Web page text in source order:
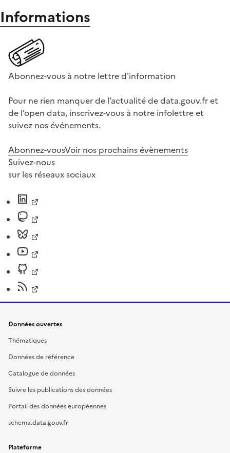
Informations
Abonnez-vous à notre lettre d'information
Pour ne rien manquer de l’actualité de data.gouv.fr et
de l’open data, inscrivez-vous à notre infolettre et
suivez nos événements.
Abonnez-vousVoir nos prochains évènements
Suivez-nous
sur les réseaux sociaux
Données ouvertes
Thématiques
Données de référence
Catalogue de données
Suivre les publications des données
Portail des données européennes
schema.data.gouv.fr
Plateforme